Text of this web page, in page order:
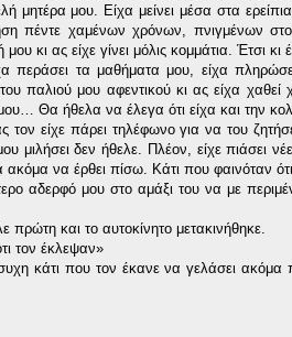
μητέρα μου. Είχα μείνει μέσα στα
πέντε χαμένων χρόνων, πνιγμένων
κι ας είχε γίνει μόλις κομμάτια. Έτσι κι
περάσει τα μαθήματα μου, είχα
παλιού μου αφεντικού κι ας είχα
Θα ήθελα να έλεγα ότι είχα και την
είχε πάρει τηλέφωνο για να του
μιλήσει δεν ήθελε. Πλέον, είχε πιάσει
να έρθει πίσω. Κάτι που φαινόταν
αδερφό μου στο αμάξι του να με
και το αυτοκίνητο μετακινήθηκε.
τον έκλεψαν»
κάτι που τον έκανε να γελάσει ακόμα